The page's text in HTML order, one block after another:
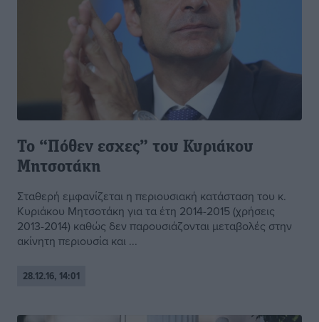
Το “Πόθεν εσχες” του Κυριάκου
Μητσοτάκη
Σταθερή εμφανίζεται η περιουσιακή κατάσταση του κ.
Κυριάκου Μητσοτάκη για τα έτη 2014-2015 (χρήσεις
2013-2014) καθώς δεν παρουσιάζονται μεταβολές στην
ακίνητη περιουσία και ...
28.12.16, 14:01